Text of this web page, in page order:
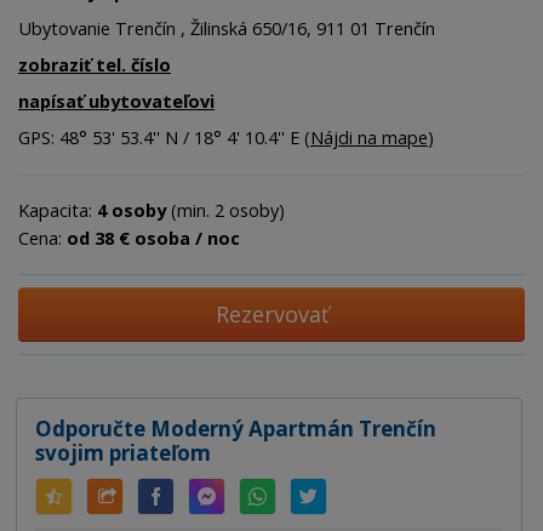
Ubytovanie Trenčín , Žilinská 650/16, 911 01 Trenčín
zobraziť tel. číslo
napísať ubytovateľovi
GPS: 48° 53' 53.4'' N / 18° 4' 10.4'' E (Nájdi na mape)
Kapacita: 4 osoby(min. 2 osoby)
Cena: od 38 € osoba / noc
Rezervovať
Odporučte Moderný Apartmán Trenčín
svojim priateľom